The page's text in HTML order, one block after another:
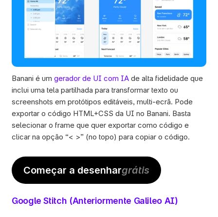
Banani é um gerador de UI com IA de alta fidelidade que
inclui uma tela partilhada para transformar texto ou
screenshots em protótipos editáveis, multi-ecrã. Pode
exportar o código HTML+CSS da UI no Banani. Basta
selecionar o frame que quer exportar como código e
clicar na opção “< >” (no topo) para copiar o código.
Começar a desenhargrátis
Google Stitch (Anteriormente Galileo AI)